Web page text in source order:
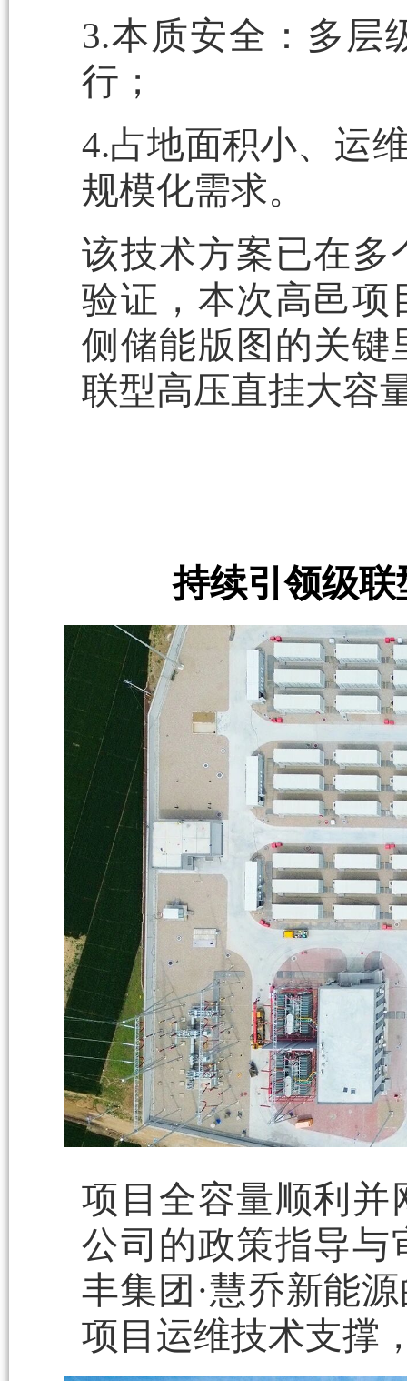
3.本质安全：多层
行；
4.占地面积小、运
规模化需求。
该技术方案已在多
验证，本次高邑项
侧储能版图的关键
联型高压直挂大容
持续引领级
项目全容量顺利并
公司的政策指导与
丰集团·慧乔新能
项目运维技术支撑